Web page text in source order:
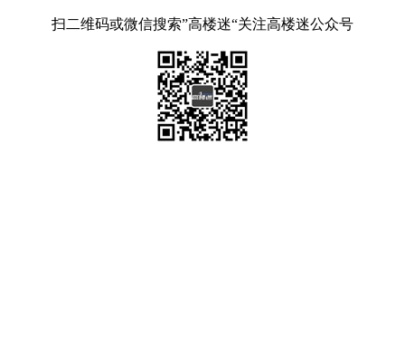
扫二维码或微信搜索”高楼迷“关注高楼迷公众号